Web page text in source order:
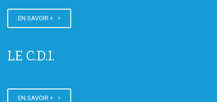
EN SAVOIR +
LE C.D.I.
EN SAVOIR +